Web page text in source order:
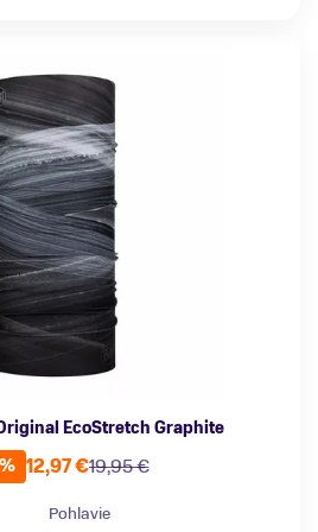
EcoStretch Graphite
19,95 €
12,97 €
Pohlavie